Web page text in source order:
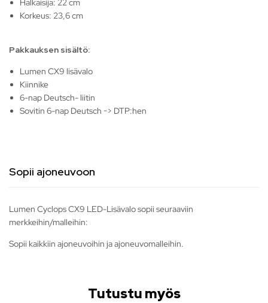
Halkaisija: 22 cm
Korkeus: 23,6 cm
Pakkauksen sisältö:
Lumen CX9 lisävalo
Kiinnike
6-nap Deutsch- liitin
Sovitin 6-nap Deutsch -> DTP:hen
Sopii ajoneuvoon
Lumen Cyclops CX9 LED-Lisävalo sopii seuraaviin
merkkeihin/malleihin:
Sopii kaikkiin ajoneuvoihin ja ajoneuvomalleihin.
Tutustu myös